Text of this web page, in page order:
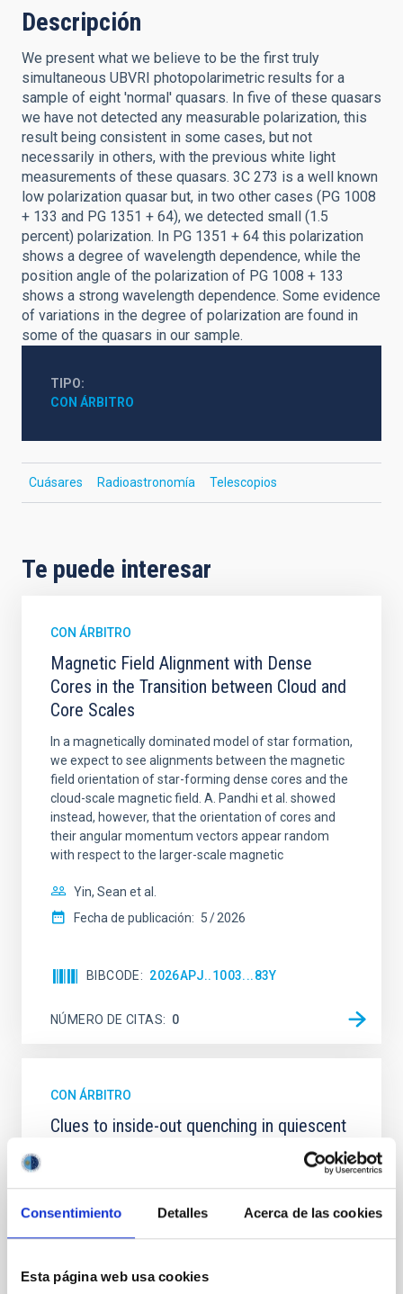
Consentimiento Detalles Acerca de las cookies
Esta página web usa cookies
Descripción
We present what we believe to be the first truly
simultaneous UBVRI photopolarimetric results for a
sample of eight 'normal' quasars. In five of these quasars
we have not detected any measurable polarization, this
result being consistent in some cases, but not
necessarily in others, with the previous white light
measurements of these quasars. 3C 273 is a well known
low polarization quasar but, in two other cases (PG 1008
+ 133 and PG 1351 + 64), we detected small (1.5
percent) polarization. In PG 1351 + 64 this polarization
shows a degree of wavelength dependence, while the
position angle of the polarization of PG 1008 + 133
shows a strong wavelength dependence. Some evidence
of variations in the degree of polarization are found in
some of the quasars in our sample.
TIPO
CON ÁRBITRO
Cuásares Radioastronomía Telescopios
Te puede interesar
CON ÁRBITRO
Magnetic Field Alignment with Dense
Cores in the Transition between Cloud and
Core Scales
In a magnetically dominated model of star formation,
we expect to see alignments between the magnetic
field orientation of star-forming dense cores and the
cloud-scale magnetic field. A. Pandhi et al. showed
instead, however, that the orientation of cores and
their angular momentum vectors appear random
with respect to the larger-scale magnetic
Yin, Sean et al.
Fecha de publicación: 5 2026
BIBCODE 2026APJ..1003...83Y
NÚMERO DE CITAS 0
CON ÁRBITRO
Clues to inside-out quenching in quiescent
galaxies at 1.2 ≲ z ≲ 2.2: Age, Fe-, and
Mg-abundance gradients from JWST-
SUSPENSE
mass assembly mechanisms. Previous photometric